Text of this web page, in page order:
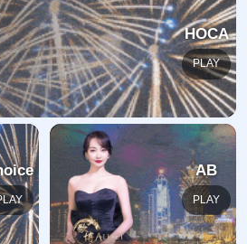
城区石亭镇